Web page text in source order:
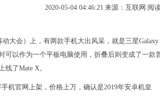
2020-05-04 04:46:21 来源：互联网 阅
动大会）上，有两款手机大出风采，就是三星
可以作为一个平板电脑使用，折叠后则变成了一款
线了Mate X。